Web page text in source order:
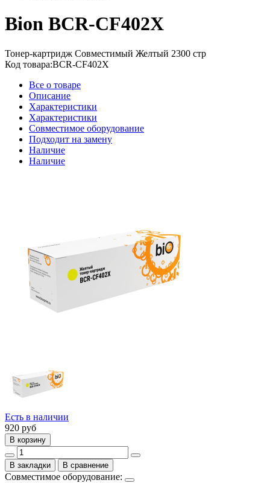
Bion BCR-CF402X
Тонер-картридж Совместимый Желтый 2300 стр
Код товара:BCR-CF402X
Все о товаре
Описание
Характеристики
Характеристики
Совместимое оборудование
Подходит на замену
Наличие
Наличие
Есть в наличии
920 руб
В корзину
В закладки В сравнение
Совместимое оборудование: